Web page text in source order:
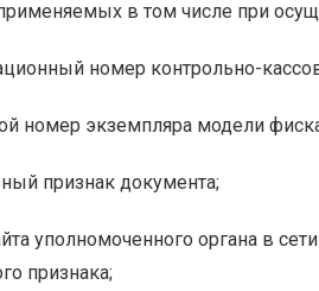
в том числе при
номер контрольно-
номер экземпляра модели
признак документа;
уполномоченного органа в
признака;